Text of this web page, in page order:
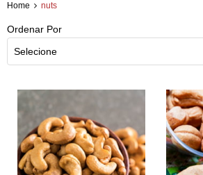
Home nuts
Ordenar Por
Selecione